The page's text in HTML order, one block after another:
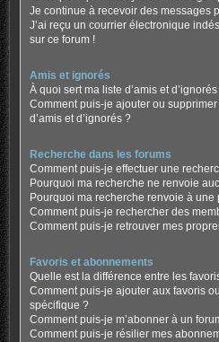
Je continue à recevoir des messages
J’ai reçu un courrier électronique
sur ce forum !
Amis et ignorés
À quoi sert ma liste d’amis et
Comment puis-je ajouter ou
d’amis et d’ignorés ?
Recherche dans les forums
Comment puis-je effectuer une
Pourquoi ma recherche ne renvoie
Pourquoi ma recherche renvoie à une
Comment puis-je rechercher des
Comment puis-je retrouver mes
Favoris et abonnements
Quelle est la différence entre les
Comment puis-je ajouter aux favoris
spécifique ?
Comment puis-je m’abonner à un
Comment puis-je résilier mes